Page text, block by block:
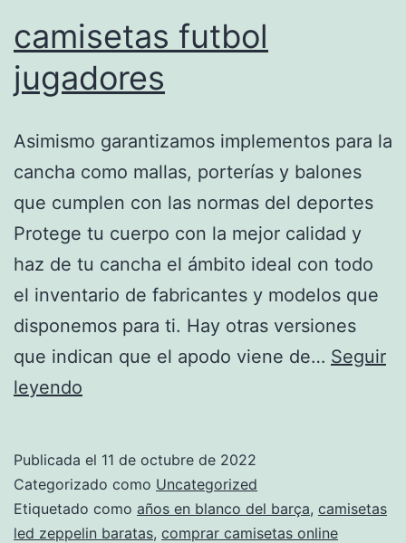
camisetas futbol
jugadores
Asimismo garantizamos implementos para la
cancha como mallas, porterías y balones
que cumplen con las normas del deportes
Protege tu cuerpo con la mejor calidad y
haz de tu cancha el ámbito ideal con todo
el inventario de fabricantes y modelos que
disponemos para ti. Hay otras versiones
que indican que el apodo viene de… Seguir
leyendo
Publicada el 11 de octubre de 2022
Categorizado como Uncategorized
Etiquetado como años en blanco del barça, camisetas
led zeppelin baratas, comprar camisetas online